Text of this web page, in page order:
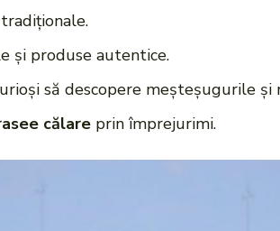
și produse autentice.
să descopere meșteșugurile și
călare prin împrejurimi.